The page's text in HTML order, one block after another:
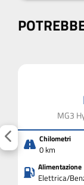
MG3
Chilometri
0 km
Alimentazione
Elettrica/